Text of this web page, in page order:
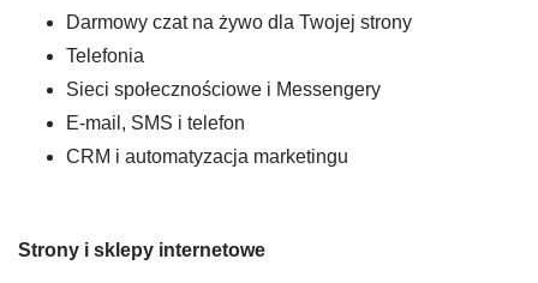
Darmowy czat na żywo dla Twojej strony
Telefonia
Sieci społecznościowe i Messengery
E-mail, SMS i telefon
CRM i automatyzacja marketingu
Strony i sklepy internetowe